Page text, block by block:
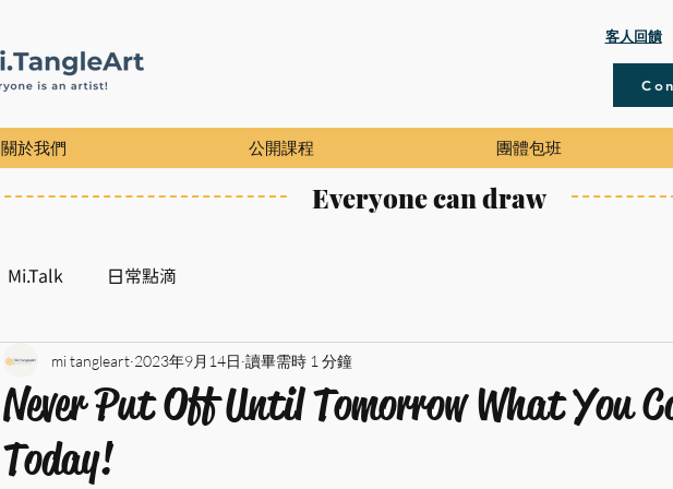
​客人回饋
關於我們 公開課程 團體包班
Everyone can draw
Mi.Talk 日常點滴
Never Put Off Until Tomorrow What You
Today!
mi tangleart 2023年9月14日 讀畢需時 1 分鐘